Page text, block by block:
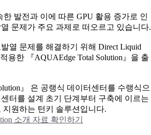
발전과 이에 따른 GPU 활용 증가로 인
문제가 주요 과제로 떠오르고 있습니다.
열 문제를 해결하기 위해 Direct Liquid
용한 『AQUAEdge Total Solution』을 출
』 은 공랭식 데이터센터를 수랭식으
터를 설계 초기 단계부터 구축에 이르는
지원하는 턴키 솔루션입니다.
소개 자료 확인하기